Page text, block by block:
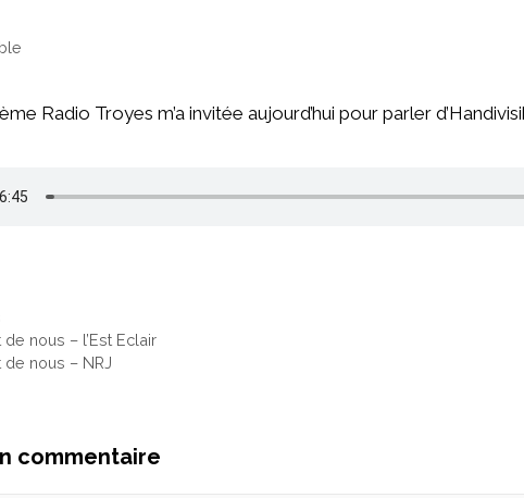
Radio Troyes m’a invitée aujourd’hui pour parler
nous – l’Est Eclair
de nous – NRJ
commentaire